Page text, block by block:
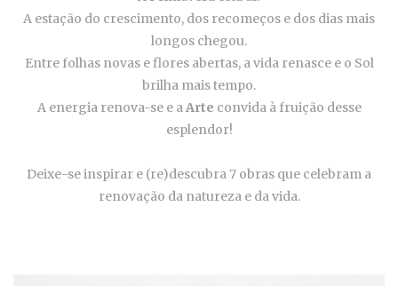
A estação do crescimento, dos recomeços e dos dias mais
longos chegou.
Entre folhas novas e flores abertas, a vida renasce e o Sol
brilha mais tempo.
A energia renova-se e aArte convida à fruição desse
esplendor!
Deixe-se inspirar e (re)descubra 7 obras que celebram a
renovação da natureza e da vida.